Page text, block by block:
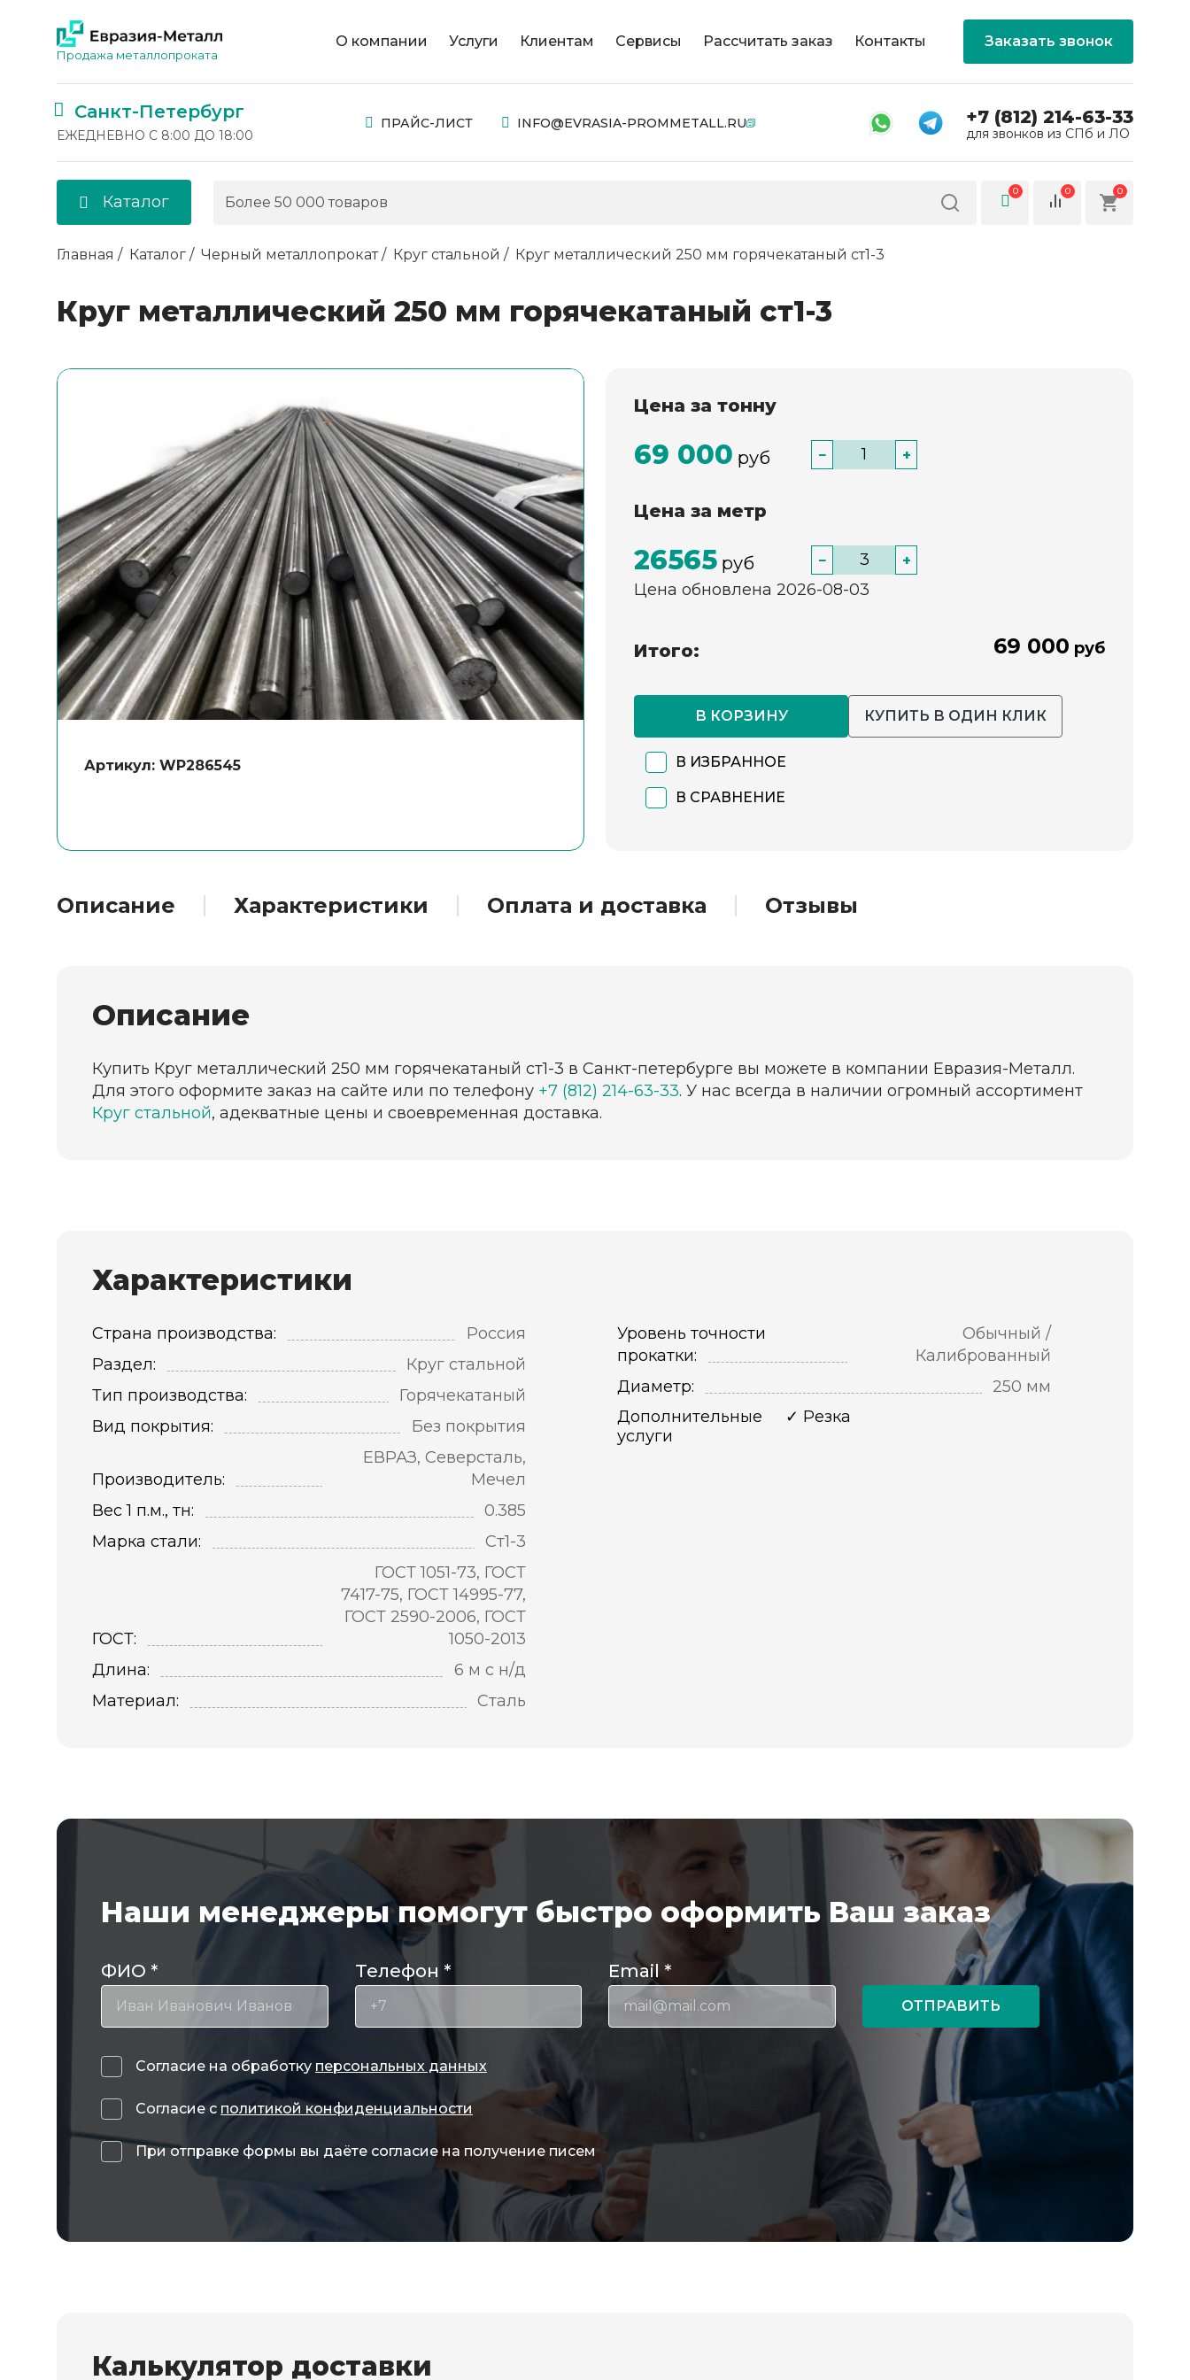
Продажа металлопроката
О компании Услуги Клиентам Сервисы Рассчитать заказ Контакты Заказать звонок
Санкт-Петербург
ЕЖЕДНЕВНО С 8:00 ДО 18:00
ПРАЙС-ЛИСТ INFO@EVRASIA-PROMMETALL.RU +7 (812) 214-63-33
для звонков из СПб и ЛО
Каталог
0 0 0
Главная Каталог Черный металлопрокат Круг стальной Круг металлический 250 мм горячекатаный ст1-3
Круг металлический 250 мм горячекатаный ст1-3
Артикул: WP286545
Цена за тонну
69 000 руб − +
Цена за метр
26565 руб − +
Цена обновлена 2026-08-03
Итого: 69 000 руб
В КОРЗИНУ КУПИТЬ В ОДИН КЛИК
В ИЗБРАННОЕ
В СРАВНЕНИЕ
Описание Характеристики Оплата и доставка Отзывы
Описание
Купить Круг металлический 250 мм горячекатаный ст1-3 в Санкт-петербурге вы можете в компании Евразия-Металл.
Для этого оформите заказ на сайте или по телефону +7 (812) 214-63-33. У нас всегда в наличии огромный ассортимент
Круг стальной, адекватные цены и своевременная доставка.
Характеристики
Страна производства:
Россия
Раздел:
Круг стальной
Тип производства:
Горячекатаный
Вид покрытия:
Без покрытия
Производитель:
ЕВРАЗ, Северсталь,
Мечел
Вес 1 п.м., тн:
0.385
Марка стали:
Ст1-3
ГОСТ:
ГОСТ 1051-73, ГОСТ
7417-75, ГОСТ 14995-77,
ГОСТ 2590-2006, ГОСТ
1050-2013
Длина:
6 м с н/д
Материал:
Сталь
Уровень точности
прокатки:
Обычный /
Калиброванный
Диаметр:
250 мм
Дополнительные
услуги
Резка
Наши менеджеры помогут быстро оформить Ваш заказ
ФИО * Телефон * Email *
ОТПРАВИТЬ
Согласие на обработку персональных данных
Согласие с политикой конфиденциальности
При отправке формы вы даёте согласие на получение писем
Калькулятор доставки